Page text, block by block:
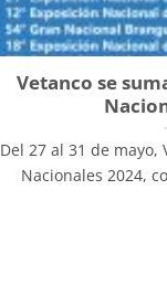
Vetanco se
Del 27 al 31 de mayo,
Nacionales 2024,